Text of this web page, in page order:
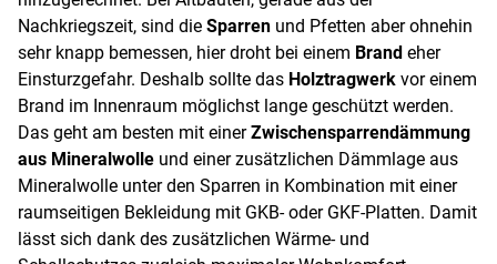
Nachkriegszeit, sind die Sparren und Pfetten aber ohnehin
sehr knapp bemessen, hier droht bei einem Brand eher
Einsturzgefahr. Deshalb sollte das Holztragwerk vor einem
Brand im Innenraum möglichst lange geschützt werden.
Das geht am besten mit einerZwischensparrendämmung
aus Mineralwolle und einer zusätzlichen Dämmlage aus
Mineralwolle unter den Sparren in Kombination mit einer
raumseitigen Bekleidung mit GKB- oder GKF-Platten. Damit
lässt sich dank des zusätzlichen Wärme- und